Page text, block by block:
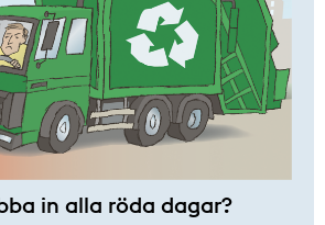
in alla röda dagar?